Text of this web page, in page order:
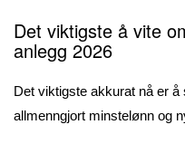
Det viktigste å vite
anlegg 2026
Det viktigste akkurat nå er å
allmenngjort minstelønn og